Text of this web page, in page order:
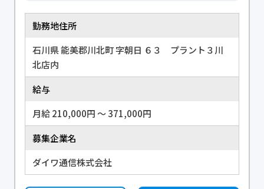
勤務地住所
石川県 能美郡川北町 字朝日 ６３ プラント３川
北店内
給与
月給 210,000円 〜 371,000円
募集企業名
ダイワ通信株式会社